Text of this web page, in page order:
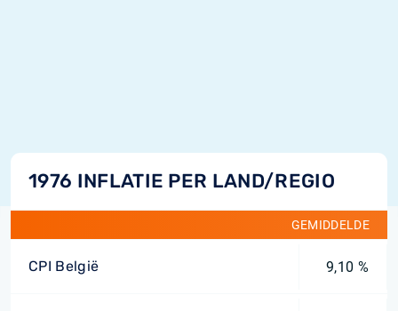
1976 INFLATIE PER LAND/REGIO
GEMIDDELDE
CPI België 9,10 %